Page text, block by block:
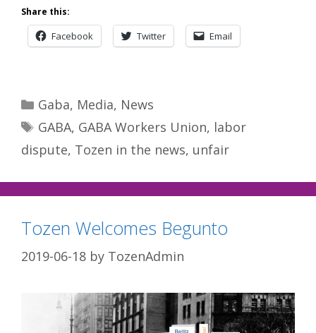
Share this:
Facebook Twitter Email
Categories
Gaba, Media, News
Tags
GABA, GABA Workers Union, labor
dispute, Tozen in the news, unfair
Tozen Welcomes Begunto
2019-06-18 by TozenAdmin